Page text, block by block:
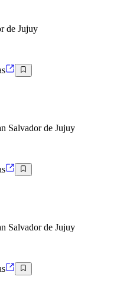
de Jujuy
Salvador de Jujuy
Salvador de Jujuy